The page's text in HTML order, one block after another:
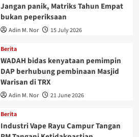
Jangan panik, Matriks Tahun Empat
bukan peperiksaan
Adin M. Nor 15 July 2026
Berita
WADAH bidas kenyataan pemimpin
DAP berhubung pembinaan Masjid
Warisan di TRX
Adin M. Nor 21 June 2026
Berita
Industri Vape Rayu Campur Tangan